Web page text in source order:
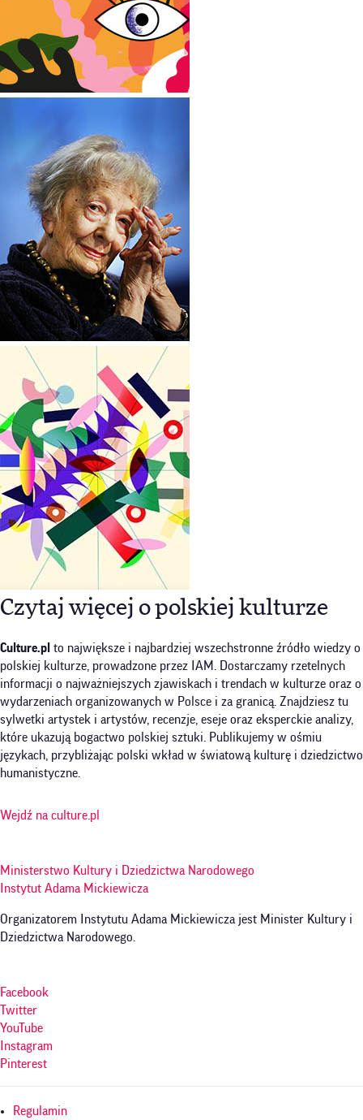
Czytaj więcej o polskiej kulturze
Culture.pl to największe i najbardziej wszechstronne źródło wiedzy o
polskiej kulturze, prowadzone przez IAM. Dostarczamy rzetelnych
informacji o najważniejszych zjawiskach i trendach w kulturze oraz o
wydarzeniach organizowanych w Polsce i za granicą. Znajdziesz tu
sylwetki artystek i artystów, recenzje, eseje oraz eksperckie analizy,
które ukazują bogactwo polskiej sztuki. Publikujemy w ośmiu
językach, przybliżając polski wkład w światową kulturę i dziedzictwo
humanistyczne.
Wejdź na culture.pl
Ministerstwo Kultury i Dziedzictwa Narodowego
Instytut Adama Mickiewicza
Organizatorem Instytutu Adama Mickiewicza jest Minister Kultury i
Dziedzictwa Narodowego.
Facebook
Twitter
YouTube
Instagram
Pinterest
Menu
Regulamin